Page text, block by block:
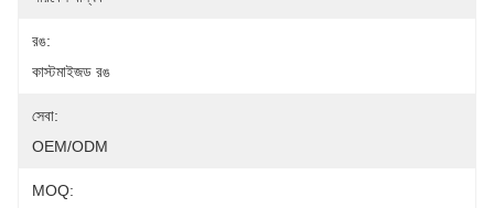
রঙ:
কাস্টমাইজড রঙ
সেবা:
OEM/ODM
MOQ: